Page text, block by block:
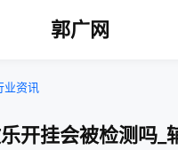
郭广网
业资讯
开挂会被检测吗_